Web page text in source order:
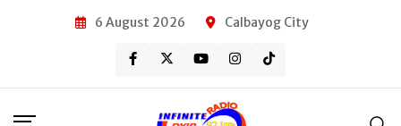
6 August 2026 Calbayog City